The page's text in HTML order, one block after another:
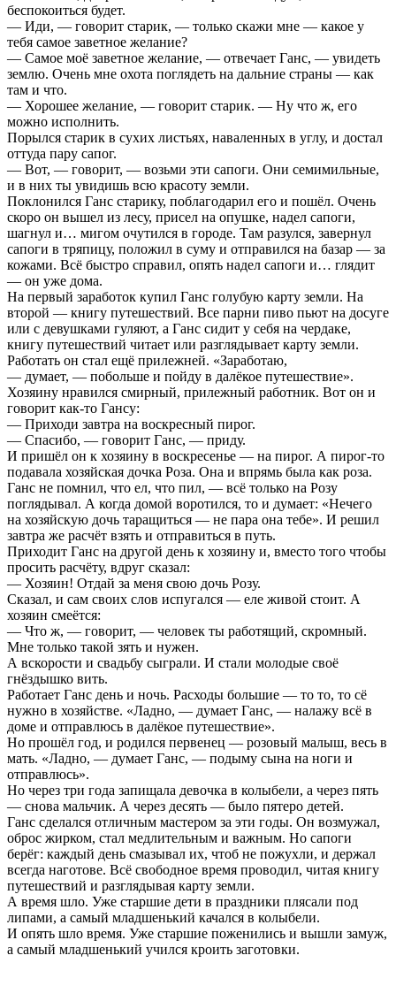
беспокоиться будет.
— Иди, — говорит старик, — только скажи мне — какое у
тебя самое заветное желание?
— Самое моё заветное желание, — отвечает Ганс, — увидеть
землю. Очень мне охота поглядеть на дальние страны — как
там и что.
— Хорошее желание, — говорит старик. — Ну что ж, его
можно исполнить.
Порылся старик в сухих листьях, наваленных в углу, и достал
оттуда пару сапог.
— Вот, — говорит, — возьми эти сапоги. Они семимильные,
и в них ты увидишь всю красоту земли.
Поклонился Ганс старику, поблагодарил его и пошёл. Очень
скоро он вышел из лесу, присел на опушке, надел сапоги,
шагнул и… мигом очутился в городе. Там разулся, завернул
сапоги в тряпицу, положил в суму и отправился на базар — за
кожами. Всё быстро справил, опять надел сапоги и… глядит
— он уже дома.
На первый заработок купил Ганс голубую карту земли. На
второй — книгу путешествий. Все парни пиво пьют на досуге
или с девушками гуляют, а Ганс сидит у себя на чердаке,
книгу путешествий читает или разглядывает карту земли.
Работать он стал ещё прилежней. «Заработаю,
— думает, — побольше и пойду в далёкое путешествие».
Хозяину нравился смирный, прилежный работник. Вот он и
говорит как-то Гансу:
— Приходи завтра на воскресный пирог.
— Спасибо, — говорит Ганс, — приду.
И пришёл он к хозяину в воскресенье — на пирог. А пирог-то
подавала хозяйская дочка Роза. Она и впрямь была как роза.
Ганс не помнил, что ел, что пил, — всё только на Розу
поглядывал. А когда домой воротился, то и думает: «Нечего
на хозяйскую дочь таращиться — не пара она тебе». И решил
завтра же расчёт взять и отправиться в путь.
Приходит Ганс на другой день к хозяину и, вместо того чтобы
просить расчёту, вдруг сказал:
— Хозяин! Отдай за меня свою дочь Розу.
Сказал, и сам своих слов испугался — еле живой стоит. А
хозяин смеётся:
— Что ж, — говорит, — человек ты работящий, скромный.
Мне только такой зять и нужен.
А вскорости и свадьбу сыграли. И стали молодые своё
гнёздышко вить.
Работает Ганс день и ночь. Расходы большие — то то, то сё
нужно в хозяйстве. «Ладно, — думает Ганс, — налажу всё в
доме и отправлюсь в далёкое путешествие».
Но прошёл год, и родился первенец — розовый малыш, весь в
мать. «Ладно, — думает Ганс, — подыму сына на ноги и
отправлюсь».
Но через три года запищала девочка в колыбели, а через пять
— снова мальчик. А через десять — было пятеро детей.
Ганс сделался отличным мастером за эти годы. Он возмужал,
оброс жирком, стал медлительным и важным. Но сапоги
берёг: каждый день смазывал их, чтоб не пожухли, и держал
всегда наготове. Всё свободное время проводил, читая книгу
путешествий и разглядывая карту земли.
А время шло. Уже старшие дети в праздники плясали под
липами, а самый младшенький качался в колыбели.
И опять шло время. Уже старшие поженились и вышли замуж,
а самый младшенький учился кроить заготовки.